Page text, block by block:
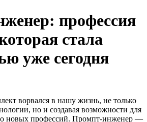
профессия
стала
уже сегодня
ворвался в нашу жизнь, не только
но и создавая возможности для
новых профессий. Промпт-инженер —